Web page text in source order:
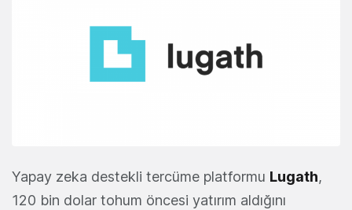
Yapay zeka destekli tercüme platformu Lugath,
120 bin dolar tohum öncesi yatırım aldığını